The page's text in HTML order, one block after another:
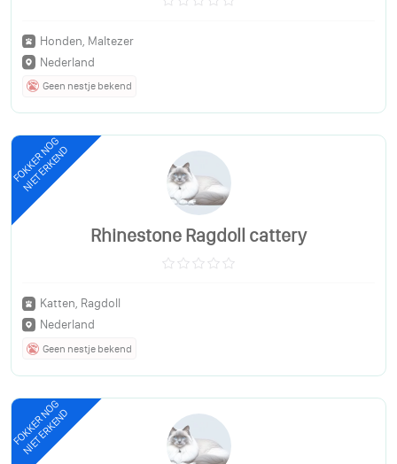
Honden, Maltezer
Nederland
Geen nestje bekend
FOKKER NOG
NIET ERKEND
Rhinestone Ragdoll cattery
Katten, Ragdoll
Nederland
Geen nestje bekend
FOKKER NOG
NIET ERKEND